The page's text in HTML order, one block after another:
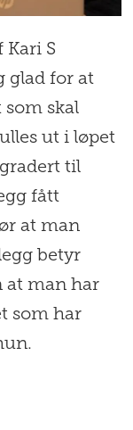
S
glad for at
skal
ut i løpet
til
fått
at man
betyr
at man har
som har